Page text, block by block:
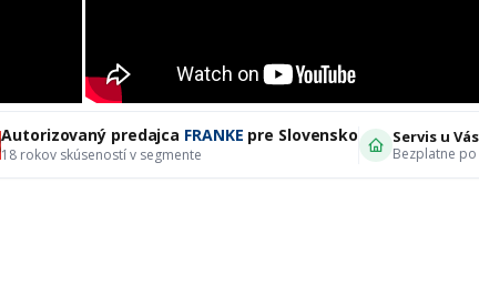
Autorizovaný predajca FRANKE pre Slovensko
18 rokov skúseností v segmente
Servis u
Bezplatne